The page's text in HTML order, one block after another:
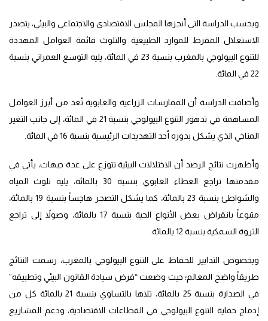
وبحسب الدراسة التي أنجزها المجلس الاقتصادي والاجتماعي والبيئي، يتصدر
الاستغلال المفرط للموارد الطبيعية والتلوث قائمة العوامل المهددة
للتنوع البيولوجي بالمغرب بنسبة 23 في المائة، يليه التوسع العمراني بنسبة
22 في المائة.
وأضافت الدراسة أن الممارسات الزراعية والغابوية تُعد من أبرز العوامل
المساهمة في تدهور التنوع البيولوجي بنسبة 21 في المائة، إلى جانب التغير
المناخي الذي يشكل بدوره أحد التهديدات الرئيسية بنسبة 16 في المائة.
وأظهرت نتائج الرصد أن الاختلالات البيئية تتوزع على عدة جبهات، يأتي في
مقدمتها تراجع الغطاء الغابوي بنسبة 30 بالمائة، يليه تلوث المياه
والشواطئ بنسبة 23 بالمائة، كما يشكل التصحر هاجساً بنسبة 19 بالمائة،
متبوعاً بانقراض بعض الأنواع الحية بنسبة 17 بالمائة، وصولاً إلى تراجع
الثروة السمكية بنسبة 12 بالمائة.
وبخصوص التدابير للحفاظ على التنوع البيولوجي بالمغرب، رسمت النتائج
طريقاً واضح المعالم؛ حيث وضعت “فرض سيادة القانون البيئي وتطبيقه”
في الصدارة بنسبة 25 بالمائة، تلاها بالتساوي بنسبة 21 بالمائة كل من
إدماج حماية التنوع البيولوجي في القطاعات الاقتصادية، ودعم المشاريع